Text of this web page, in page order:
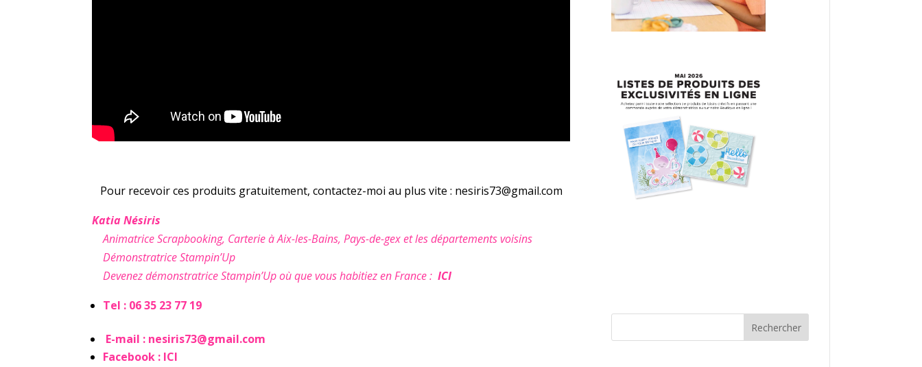
Pour recevoir ces produits gratuitement, contactez-moi au plus vite : nesiris73@gmail.com
Katia Nésiris
Animatrice Scrapbooking, Carterie à Aix-les-Bains, Pays-de-gex et les départements voisins
Démonstratrice Stampin’Up
Devenez démonstratrice Stampin’Up où que vous habitiez en France :ICI
Tel : 06 35 23 77 19
E-mail : nesiris73@gmail.com
Facebook : ICI